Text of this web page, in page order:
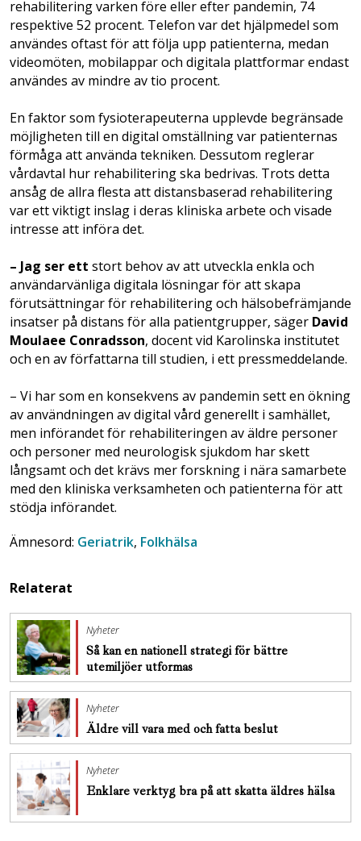
rehabilitering varken före eller efter pandemin, 74
respektive 52 procent. Telefon var det hjälpmedel som
användes oftast för att följa upp patienterna, medan
videomöten, mobilappar och digitala plattformar endast
användes av mindre av tio procent.
En faktor som fysioterapeuterna upplevde begränsade
möjligheten till en digital omställning var patienternas
förmåga att använda tekniken. Dessutom reglerar
vårdavtal hur rehabilitering ska bedrivas. Trots detta
ansåg de allra flesta att distansbaserad rehabilitering
var ett viktigt inslag i deras kliniska arbete och visade
intresse att införa det.
– Jag ser ett stort behov av att utveckla enkla och
användarvänliga digitala lösningar för att skapa
förutsättningar för rehabilitering och hälsobefrämjande
insatser på distans för alla patientgrupper, säger David
Moulaee Conradsson, docent vid Karolinska institutet
och en av författarna till studien, i ett pressmeddelande.
– Vi har som en konsekvens av pandemin sett en ökning
av användningen av digital vård generellt i samhället,
men införandet för rehabiliteringen av äldre personer
och personer med neurologisk sjukdom har skett
långsamt och det krävs mer forskning i nära samarbete
med den kliniska verksamheten och patienterna för att
stödja införandet.
Ämnesord: Geriatrik, Folkhälsa
Relaterat
Nyheter
Så kan en nationell strategi för bättre
utemiljöer utformas
Nyheter
Äldre vill vara med och fatta beslut
Nyheter
Enklare verktyg bra på att skatta äldres hälsa